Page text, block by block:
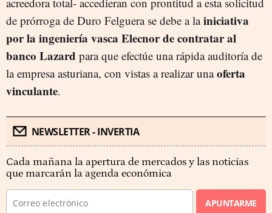
de prórroga de Duro Felguera se debe a lainiciativa
por la ingeniería vasca Elecnor de contratar al
banco Lazard para que efectúe una rápida auditoría de
la empresa asturiana, con vistas a realizar unaoferta
vinculante.
NEWSLETTER - INVERTIA
Cada mañana la apertura de mercados y las noticias
que marcarán la agenda económica
APUNTARME